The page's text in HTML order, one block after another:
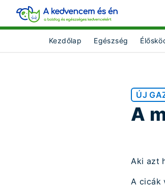
Kezdőlap Egészség
ÚJ
A
Aki azt
A cicák